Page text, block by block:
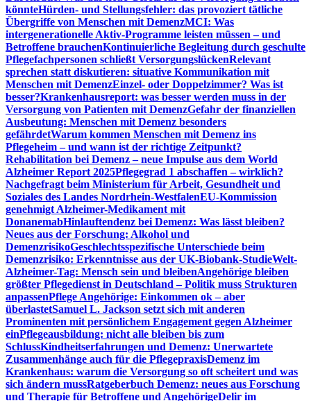
könnteHürden- und Stellungsfehler: das provoziert tätliche
Übergriffe von Menschen mit DemenzMCI: Was
intergenerationelle Aktiv-Programme leisten müssen – und
Betroffene brauchenKontinuierliche Begleitung durch geschulte
Pflegefachpersonen schließt VersorgungslückenRelevant
sprechen statt diskutieren: situative Kommunikation mit
Menschen mit DemenzEinzel- oder Doppelzimmer? Was ist
besser?Krankenhausreport: was besser werden muss in der
Versorgung von Patienten mit DemenzGefahr der finanziellen
Ausbeutung: Menschen mit Demenz besonders
gefährdetWarum kommen Menschen mit Demenz ins
Pflegeheim – und wann ist der richtige Zeitpunkt?
Rehabilitation bei Demenz – neue Impulse aus dem World
Alzheimer Report 2025Pflegegrad 1 abschaffen – wirklich?
Nachgefragt beim Ministerium für Arbeit, Gesundheit und
Soziales des Landes Nordrhein-WestfalenEU-Kommission
genehmigt Alzheimer-Medikament mit
DonanemabHinlauftendenz bei Demenz: Was lässt bleiben?
Neues aus der Forschung: Alkohol und
DemenzrisikoGeschlechtsspezifische Unterschiede beim
Demenzrisiko: Erkenntnisse aus der UK-Biobank-StudieWelt-
Alzheimer-Tag: Mensch sein und bleibenAngehörige bleiben
größter Pflegedienst in Deutschland – Politik muss Strukturen
anpassenPflege Angehörige: Einkommen ok – aber
überlastetSamuel L. Jackson setzt sich mit anderen
Prominenten mit persönlichem Engagement gegen Alzheimer
einPflegeausbildung: nicht alle bleiben bis zum
SchlussKindheitserfahrungen und Demenz: Unerwartete
Zusammenhänge auch für die PflegepraxisDemenz im
Krankenhaus: warum die Versorgung so oft scheitert und was
sich ändern mussRatgeberbuch Demenz: neues aus Forschung
und Therapie für Betroffene und AngehörigeDelir im